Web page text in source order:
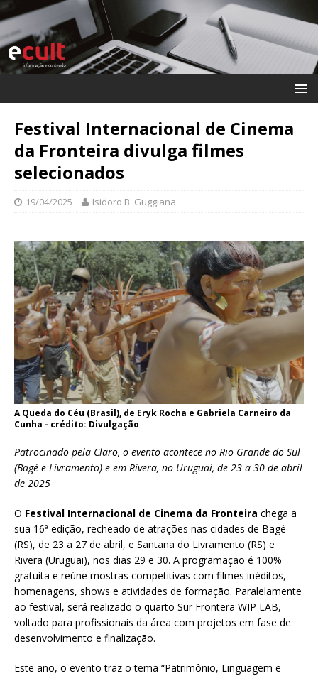
Festival Internacional de Cinema
da Fronteira divulga filmes
selecionados
19/04/2025 Isidoro B. Guggiana
A Queda do Céu (Brasil), de Eryk Rocha e Gabriela Carneiro da
Cunha - crédito: Divulgação
Patrocinado pela Claro, o evento acontece no Rio Grande do Sul
(Bagé e Livramento) e em Rivera, no Uruguai, de 23 a 30 de abril
de 2025
O Festival Internacional de Cinema da Fronteira chega a
sua 16ª edição, recheado de atrações nas cidades de Bagé
(RS), de 23 a 27 de abril, e Santana do Livramento (RS) e
Rivera (Uruguai), nos dias 29 e 30. A programação é 100%
gratuita e reúne mostras competitivas com filmes inéditos,
homenagens, shows e atividades de formação. Paralelamente
ao festival, será realizado o quarto Sur Frontera WIP LAB,
voltado para profissionais da área com projetos em fase de
desenvolvimento e finalização.
Este ano, o evento traz o tema “Patrimônio, Linguagem e